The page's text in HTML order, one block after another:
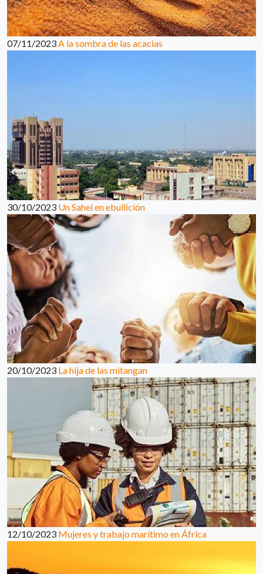
07/11/2023A la sombra de las acacias
30/10/2023 Un Sahel en ebullición
20/10/2023 La hija de las mitangan
12/10/2023 Mujeres y trabajo marítimo en África